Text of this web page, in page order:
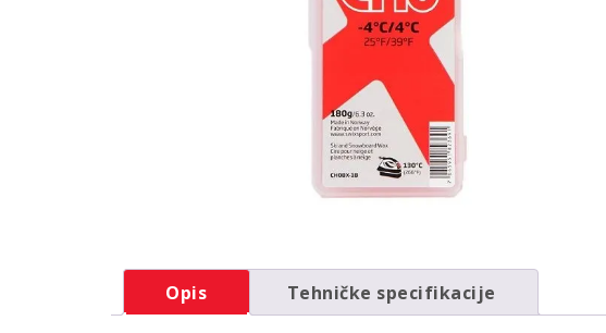
Opis Tehničke specifikacije